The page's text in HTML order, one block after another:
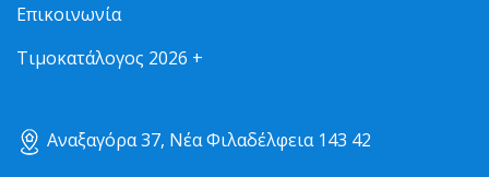
Επικοινωνία
Τιμοκατάλογος 2026 +
Αναξαγόρα 37, Νέα Φιλαδέλφεια 143 42